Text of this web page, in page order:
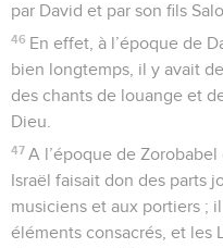
par David et par son fils
46 En effet, à l’époque de
bien longtemps, il y avait
des chants de louange et
Dieu.
47 A l’époque de
Israël faisait don des parts
musiciens et aux portiers ;
éléments consacrés, et les